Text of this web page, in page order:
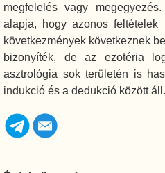
megfelelés vagy
alapja, hogy azonos feltételek
következmények következnek
bizonyíték, de az ezotéria
asztrológia sok területén is
indukció és a dedukció között áll.